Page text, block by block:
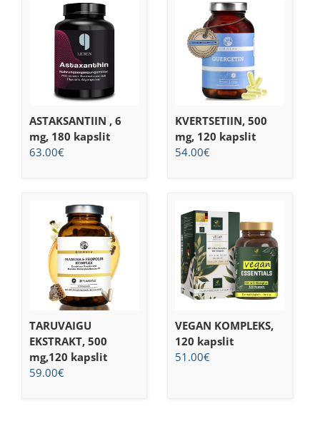
ASTAKSANTIIN , 6
mg, 180 kapslit
63.00€
KVERTSETIIN, 500
mg, 120 kapslit
54.00€
TARUVAIGU
EKSTRAKT, 500
mg,120 kapslit
59.00€
VEGAN KOMPLEKS,
120 kapslit
51.00€